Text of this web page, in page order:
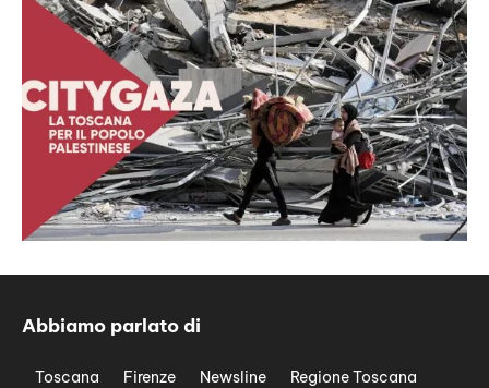
Abbiamo parlato di
Toscana Firenze Newsline
Regione Toscana